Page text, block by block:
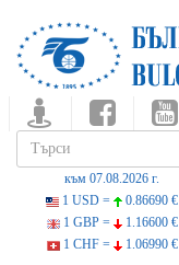
към 07.08.2026 г.
1 USD =
0.86690 €
1 GBP =
1.16600 €
1 CHF =
1.06990 €